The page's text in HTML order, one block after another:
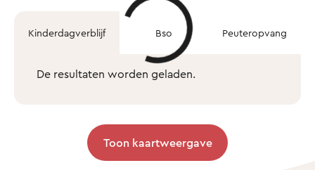
Kinderdagverblijf Bso Peuteropvang
De resultaten worden geladen.
Toon kaartweergave